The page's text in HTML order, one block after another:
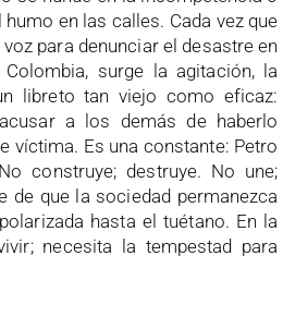
en las calles. Cada vez que
para denunciar el desastre en
surge la agitación, la
libreto tan viejo como eficaz:
a los demás de haberlo
víctima. Es una constante: Petro
construye; destruye. No une;
de que la sociedad permanezca
hasta el tuétano. En la
necesita la tempestad para